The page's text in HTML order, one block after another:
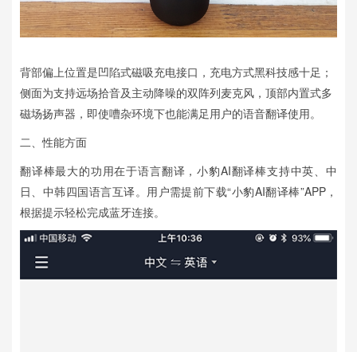
背部偏上位置是凹陷式磁吸充电接口，充电方式黑科技感十足；
侧面为支持远场拾音及主动降噪的双阵列麦克风，顶部内置式多
磁场扬声器，即使嘈杂环境下也能满足用户的语音翻译使用。
二、性能方面
翻译棒最大的功用在于语言翻译，小豹AI翻译棒支持中英、中
日、中韩四国语言互译。用户需提前下载“小豹AI翻译棒”APP，
根据提示轻松完成蓝牙连接。